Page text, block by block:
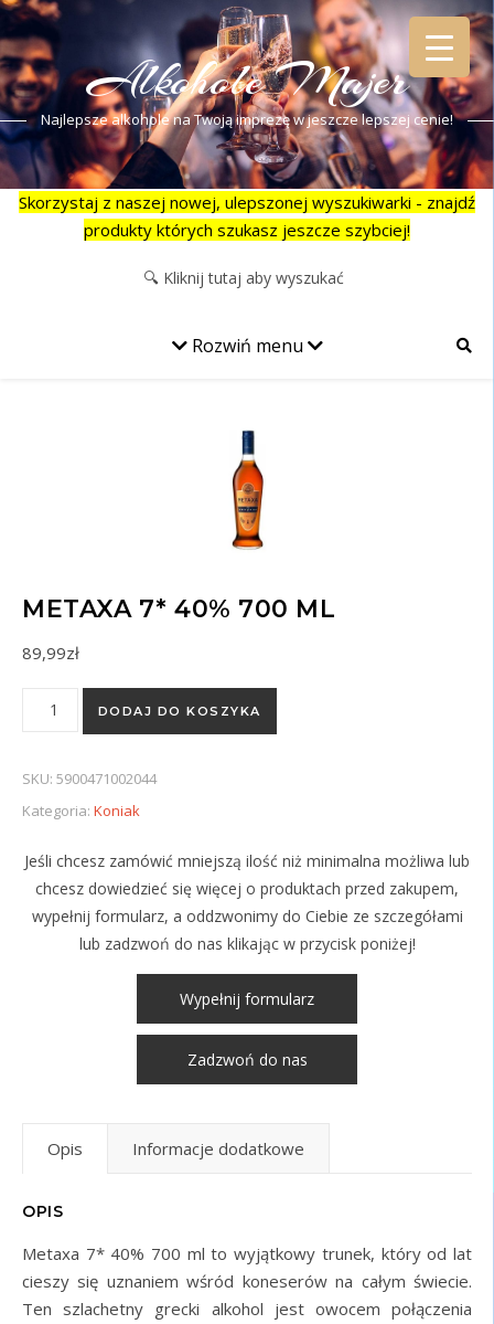
Alkohole Majer
Najlepsze alkohole na Twoją imprezę w jeszcze lepszej cenie!
Skorzystaj z naszej nowej, ulepszonej wyszukiwarki - znajdź
produkty których szukasz jeszcze szybciej!
Rozwiń menu
METAXA 7* 40% 700 ML
89,99zł
ilość Metaxa 7* 40% 700 ml
DODAJ DO KOSZYKA
SKU: 5900471002044
Kategoria: Koniak
Jeśli chcesz zamówić mniejszą ilość niż minimalna możliwa lub
chcesz dowiedzieć się więcej o produktach przed zakupem,
wypełnij formularz, a oddzwonimy do Ciebie ze szczegółami
lub zadzwoń do nas klikając w przycisk poniżej!
Wypełnij formularz
Zadzwoń do nas
Opis Informacje dodatkowe
OPIS
Metaxa 7* 40% 700 ml to wyjątkowy trunek, który od lat
cieszy się uznaniem wśród koneserów na całym świecie.
Ten szlachetny grecki alkohol jest owocem połączenia